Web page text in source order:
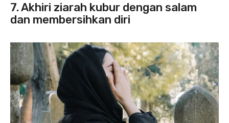
7. Akhiri ziarah kubur dengan salam
dan membersihkan diri